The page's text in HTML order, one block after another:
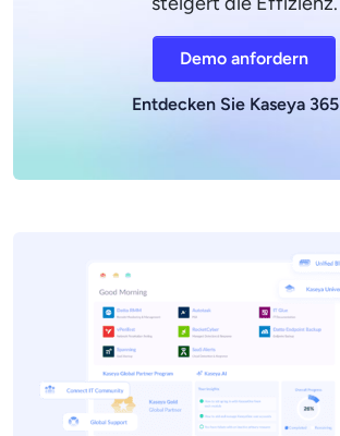
Demo anfordern
Entdecken Sie Kaseya 365